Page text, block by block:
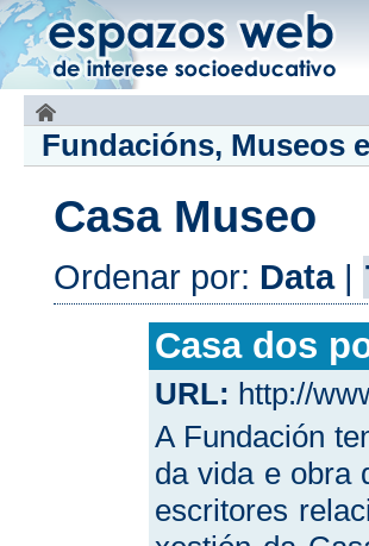
Fundacións, Museos
Casa Museo
Ordenar por: Data|
Casa dos
URL: http://
A Fundación
da vida e obra
escritores